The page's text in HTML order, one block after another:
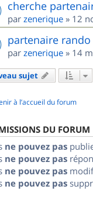
cherche
par zenerique » 12
partenaire rando
par zenerique » 14
sujet
à l’accueil du forum
DU FORUM
ne pouvez pas
ne pouvez pas
ne pouvez pas
ne pouvez pas